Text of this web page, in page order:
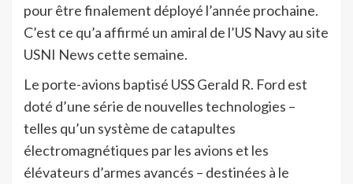
pour être finalement déployé l’année prochaine.
C’est ce qu’a affirmé un amiral de l’US Navy au site
USNI News cette semaine.
Le porte-avions baptisé USS Gerald R. Ford est
doté d’une série de nouvelles technologies –
telles qu’un système de catapultes
électromagnétiques par les avions et les
élévateurs d’armes avancés – destinées à le